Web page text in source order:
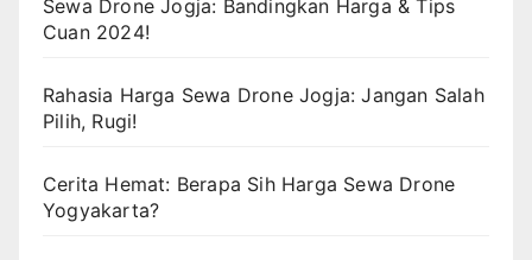
Sewa Drone Jogja: Bandingkan Harga & Tips
Cuan 2024!
Rahasia Harga Sewa Drone Jogja: Jangan Salah
Pilih, Rugi!
Cerita Hemat: Berapa Sih Harga Sewa Drone
Yogyakarta?